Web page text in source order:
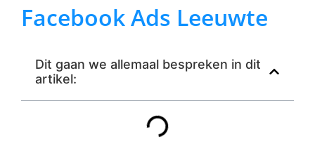
Facebook Ads Leeuwte
Dit gaan we allemaal bespreken in dit
artikel: